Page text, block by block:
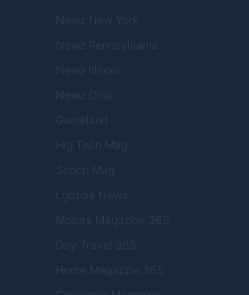
Newz New York
Newz Pennsylvania
Newz Illinois
Newz Ohio
Gameland
Hig Tech Mag
Scoop Mag
Lgbtqia News
Motors Magazine 365
Day Travel 365
Home Magazine 365